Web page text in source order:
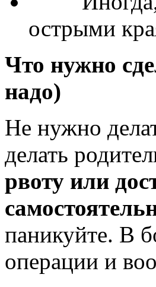
острыми
Что нужно
надо)
Не нужно
делать
рвоту или
паникуйте. В
операции и